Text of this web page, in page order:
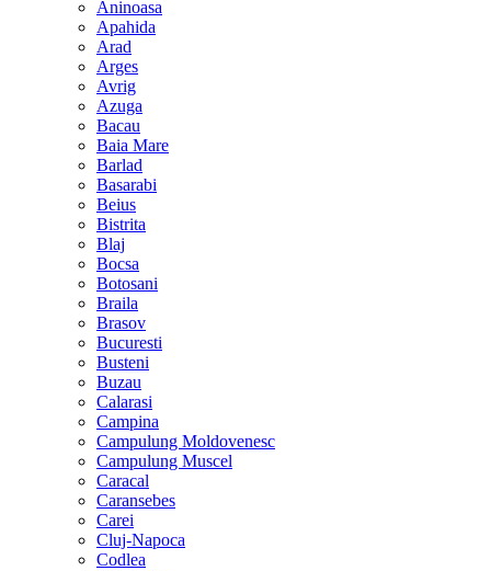
Aninoasa
Apahida
Arad
Arges
Avrig
Azuga
Bacau
Baia Mare
Barlad
Basarabi
Beius
Bistrita
Blaj
Bocsa
Botosani
Braila
Brasov
Bucuresti
Busteni
Buzau
Calarasi
Campina
Campulung Moldovenesc
Campulung Muscel
Caracal
Caransebes
Carei
Cluj-Napoca
Codlea